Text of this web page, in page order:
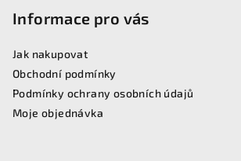
Informace pro vás
Jak nakupovat
Obchodní podmínky
Podmínky ochrany osobních údajů
Moje objednávka